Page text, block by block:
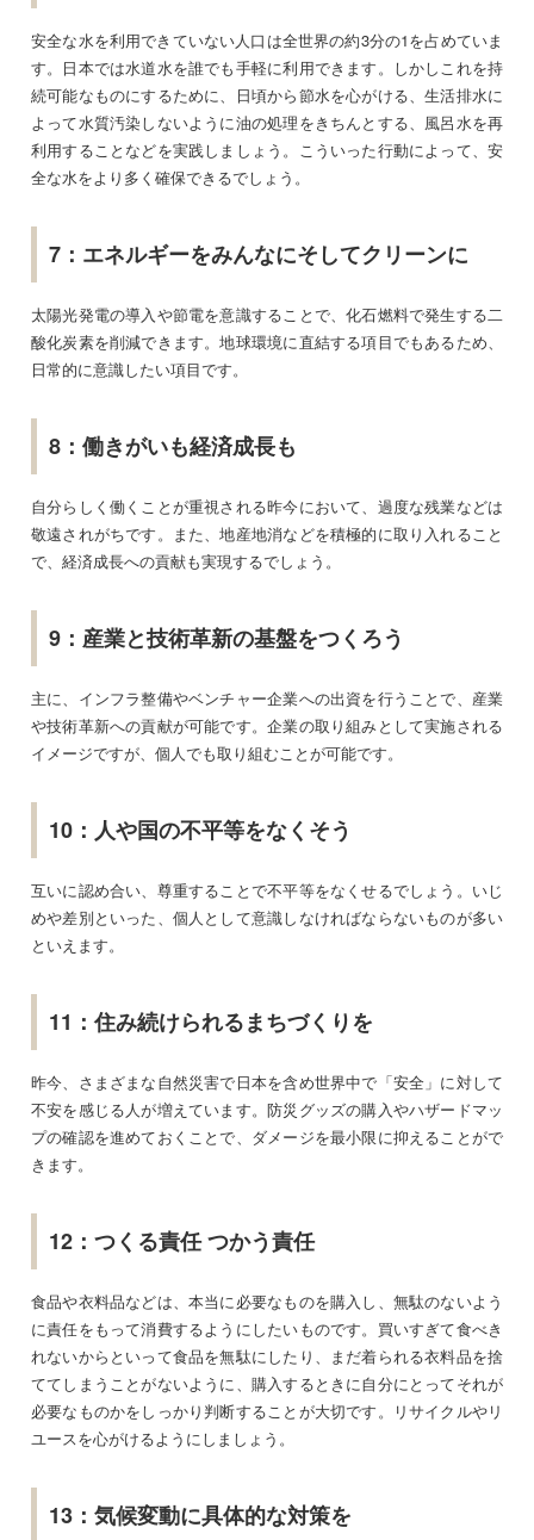
安全な水を利用できていない人口は全世界の約3分の1を占めていま
す。日本では水道水を誰でも手軽に利用できます。しかしこれを持
続可能なものにするために、日頃から節水を心がける、生活排水に
よって水質汚染しないように油の処理をきちんとする、風呂水を再
利用することなどを実践しましょう。こういった行動によって、安
全な水をより多く確保できるでしょう。
7：エネルギーをみんなにそしてクリーンに
太陽光発電の導入や節電を意識することで、化石燃料で発生する二
酸化炭素を削減できます。地球環境に直結する項目でもあるため、
日常的に意識したい項目です。
8：働きがいも経済成長も
自分らしく働くことが重視される昨今において、過度な残業などは
敬遠されがちです。また、地産地消などを積極的に取り入れること
で、経済成長への貢献も実現するでしょう。
9：産業と技術革新の基盤をつくろう
主に、インフラ整備やベンチャー企業への出資を行うことで、産業
や技術革新への貢献が可能です。企業の取り組みとして実施される
イメージですが、個人でも取り組むことが可能です。
10：人や国の不平等をなくそう
互いに認め合い、尊重することで不平等をなくせるでしょう。いじ
めや差別といった、個人として意識しなければならないものが多い
といえます。
11：住み続けられるまちづくりを
昨今、さまざまな自然災害で日本を含め世界中で「安全」に対して
不安を感じる人が増えています。防災グッズの購入やハザードマッ
プの確認を進めておくことで、ダメージを最小限に抑えることがで
きます。
12：つくる責任 つかう責任
食品や衣料品などは、本当に必要なものを購入し、無駄のないよう
に責任をもって消費するようにしたいものです。買いすぎて食べき
れないからといって食品を無駄にしたり、まだ着られる衣料品を捨
ててしまうことがないように、購入するときに自分にとってそれが
必要なものかをしっかり判断することが大切です。リサイクルやリ
ユースを心がけるようにしましょう。
13：気候変動に具体的な対策を